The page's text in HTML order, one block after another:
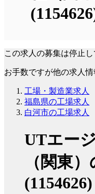
この求人の募集は停止し
お手数ですが他の求人情
工場・製造業求人
福島県の工場求人
白河市の工場求人
UTエー
（関東
(1154626)